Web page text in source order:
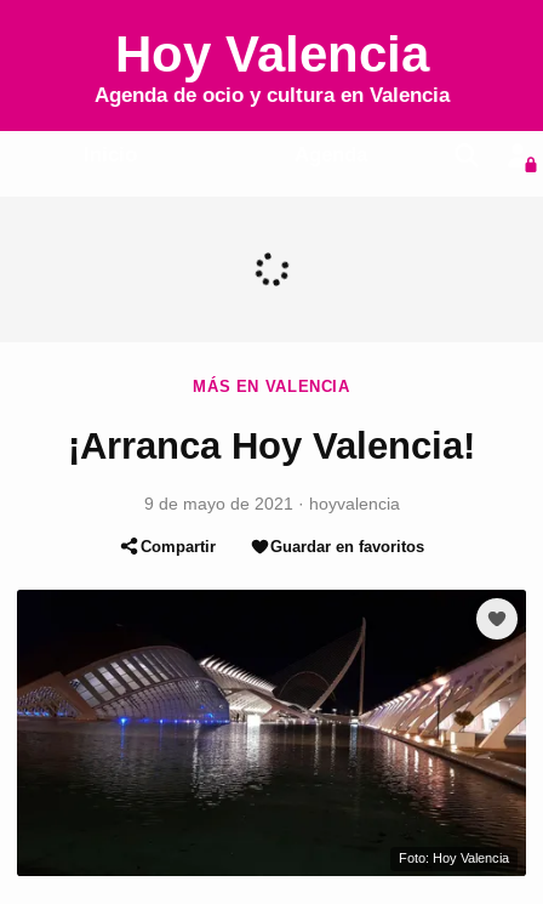
Hoy Valencia
Agenda de ocio y cultura en Valencia
MÁS EN VALENCIA
¡Arranca Hoy Valencia!
9 de mayo de 2021 · hoyvalencia
Compartir Guardar en favoritos
Foto: Hoy Valencia